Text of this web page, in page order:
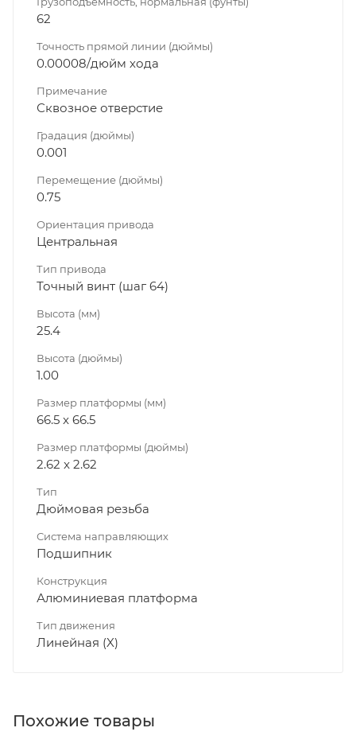
62
Точность прямой линии (дюймы)
0.00008/дюйм хода
Примечание
Сквозное отверстие
Градация (дюймы)
0.001
Перемещение (дюймы)
0.75
Ориентация привода
Центральная
Тип привода
Точный винт (шаг 64)
Высота (мм)
25.4
Высота (дюймы)
1.00
Размер платформы (мм)
66.5 x 66.5
Размер платформы (дюймы)
2.62 x 2.62
Тип
Дюймовая резьба
Система направляющих
Подшипник
Конструкция
Алюминиевая платформа
Тип движения
Линейная (X)
Похожие товары